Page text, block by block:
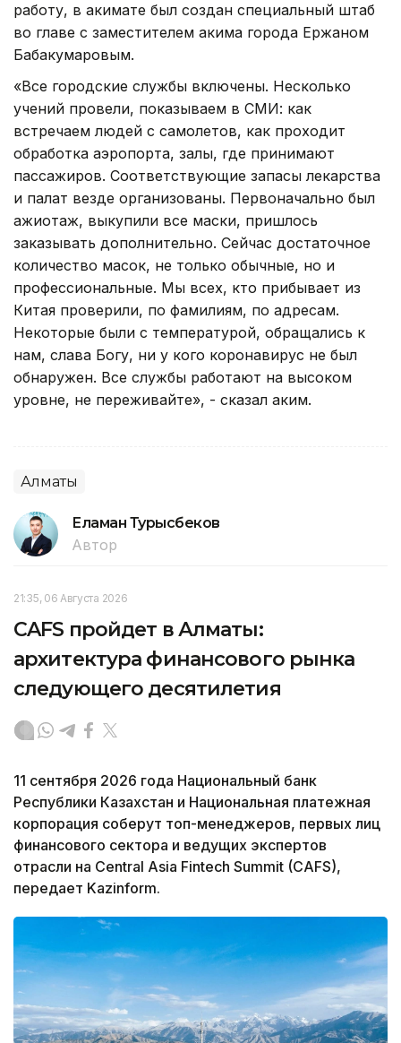
работу, в акимате был создан специальный штаб
во главе с заместителем акима города Ержаном
Бабакумаровым.
«Все городские службы включены. Несколько
учений провели, показываем в СМИ: как
встречаем людей с самолетов, как проходит
обработка аэропорта, залы, где принимают
пассажиров. Соответствующие запасы лекарства
и палат везде организованы. Первоначально был
ажиотаж, выкупили все маски, пришлось
заказывать дополнительно. Сейчас достаточное
количество масок, не только обычные, но и
профессиональные. Мы всех, кто прибывает из
Китая проверили, по фамилиям, по адресам.
Некоторые были с температурой, обращались к
нам, слава Богу, ни у кого коронавирус не был
обнаружен. Все службы работают на высоком
уровне, не переживайте», - сказал аким.
Алматы
Еламан Турысбеков
Автор
21:35, 06 Августа 2026
CAFS пройдет в Алматы:
архитектура финансового рынка
следующего десятилетия
11 сентября 2026 года Национальный банк
Республики Казахстан и Национальная платежная
корпорация соберут топ-менеджеров, первых лиц
финансового сектора и ведущих экспертов
отрасли на Central Asia Fintech Summit (CAFS),
передает Kazinform.